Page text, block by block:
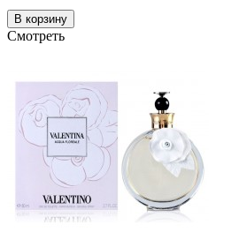
В корзину
Смотреть